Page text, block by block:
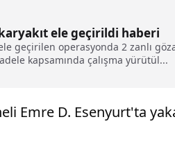
ele geçirildi haberi
geçirilen operasyonda 2 zanlı
kapsamında çalışma yürütül...
Emre D. Esenyurt'ta